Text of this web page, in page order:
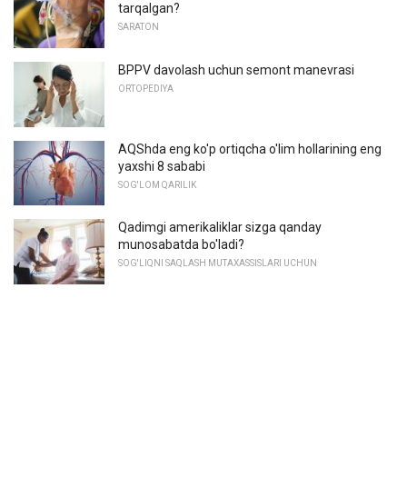
tarqalgan?
SARATON
BPPV davolash uchun semont manevrasi
ORTOPEDIYA
AQShda eng ko'p ortiqcha o'lim hollarining eng
yaxshi 8 sababi
SOG'LOM QARILIK
Qadimgi amerikaliklar sizga qanday
munosabatda bo'ladi?
SOG'LIQNI SAQLASH MUTAXASSISLARI UCHUN